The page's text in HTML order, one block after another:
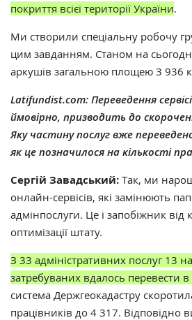
покриття всієї території України.
Ми створили спеціальну робочу
цим завданням. Станом на
аркушів загальною площею 3 936
Latifundist.com: Переведення
ймовірно, призводить до
Яку частину послуг вже
як це позначилося на кількості
Сергій Завадський: Так, ми
онлайн-сервісів, які замінюють
адмінпослуги. Це і запобіжник від
оптимізації штату.
З 33 адміністративних послуг 13
затребуваних вдалось перевести
система Держгеокадастру
працівників до 4 317. Відповідно